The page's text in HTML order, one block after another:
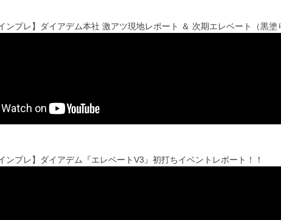
ンプレ】ダイアデム本社 激アツ現地レポート ＆ 次期エレベート（黒塗
ンプレ】ダイアデム『エレベートV3』初打ちイベントレポート！！